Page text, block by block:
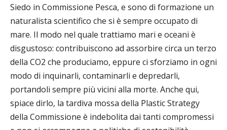
Siedo in Commissione Pesca, e sono di formazione un
naturalista scientifico che si è sempre occupato di
mare. Il modo nel quale trattiamo mari e oceani è
disgustoso: contribuiscono ad assorbire circa un terzo
della CO2 che produciamo, eppure ci sforziamo in ogni
modo di inquinarli, contaminarli e depredarli,
portandoli sempre più vicini alla morte. Anche qui,
spiace dirlo, la tardiva mossa della Plastic Strategy
della Commissione è indebolita dai tanti compromessi